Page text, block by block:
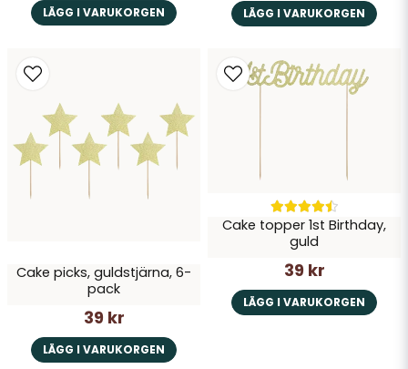
LÄGG I VARUKORGEN LÄGG I VARUKORGEN
Cake picks, guldstjärna, 6-
pack
39 kr
LÄGG I VARUKORGEN
Cake topper 1st Birthday,
guld
39 kr
LÄGG I VARUKORGEN